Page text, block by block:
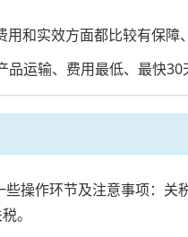
和实效方面都比较有保障
运输、费用最低、最快30
操作环节及注意事项：
。